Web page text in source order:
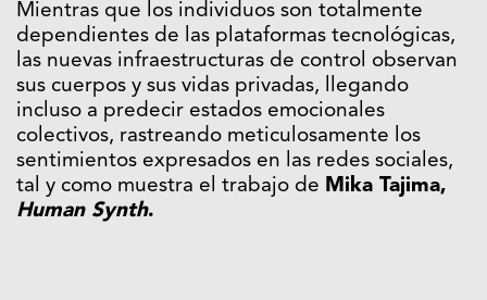
Mientras que los individuos son totalmente
dependientes de las plataformas tecnológicas,
las nuevas infraestructuras de control observan
sus cuerpos y sus vidas privadas, llegando
incluso a predecir estados emocionales
colectivos, rastreando meticulosamente los
sentimientos expresados ​​en las redes sociales,
tal y como muestra el trabajo de Mika Tajima,
Human Synth.